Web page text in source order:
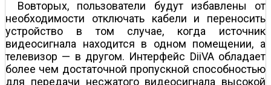
Во­вторых, пользователи будут избавлены от
необходимости отключать кабели и переносить
устройство в том случае, когда источник
видеосигнала находится в одном помещении, а
телевизор — в другом. Интерфейс DiiVA обладает
более чем достаточной пропускной способностью
для передачи несжатого видеосигнала высокой